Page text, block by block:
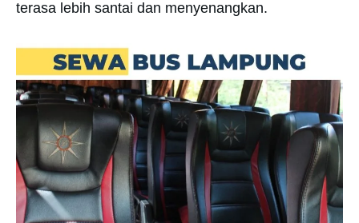
terasa lebih santai dan menyenangkan.